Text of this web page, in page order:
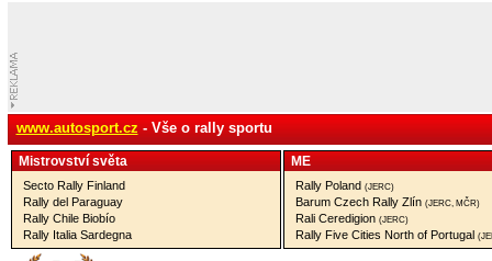
www.autosport.cz - Vše o rally sportu
Mistrovství­ světa
Secto Rally Finland
Rally del Paraguay
Rally Chile Biobío
Rally Italia Sardegna
ME
Rally Poland (JERC)
Barum Czech Rally Zlín (JERC, MČR)
Rali Ceredigion (JERC)
Rally Five Cities North of Portugal